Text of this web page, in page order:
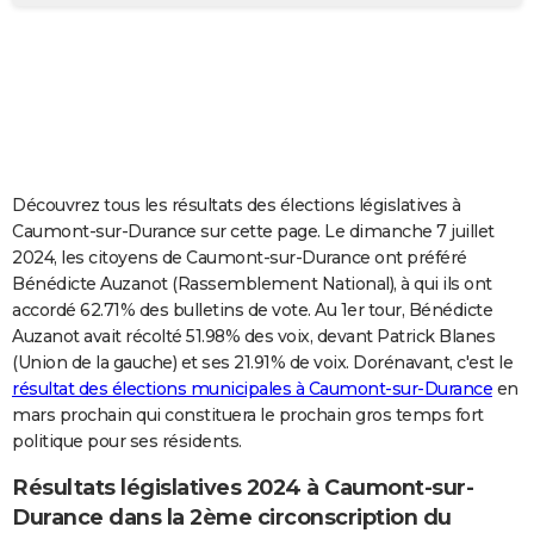
Carte de Noël
Carte Bonne année
Carte Saint-Valentin
Carte Pâques
Carte d'anniversaire
DICTIONNAIRE
Dictionnaire
Biographies
Citations
Expressions
Proverbes
PROGRAMME TV
COPAINS D'AVANT
S'inscrire
Se connecter
Lycées
Collèges
Primaires
Universités
Entreprises
Service militaire
Avis de recherche
AVIS DE DÉCÈS
FORUM
Découvrez tous les résultats des élections législatives à
Caumont-sur-Durance sur cette page. Le dimanche 7 juillet
2024, les citoyens de Caumont-sur-Durance ont préféré
Bénédicte Auzanot (Rassemblement National), à qui ils ont
accordé 62.71% des bulletins de vote. Au 1er tour, Bénédicte
Auzanot avait récolté 51.98% des voix, devant Patrick Blanes
(Union de la gauche) et ses 21.91% de voix. Dorénavant, c'est le
résultat des élections municipales à Caumont-sur-Durance en
mars prochain qui constituera le prochain gros temps fort
politique pour ses résidents.
Résultats législatives 2024 à Caumont-sur-
Durance dans la 2ème circonscription du